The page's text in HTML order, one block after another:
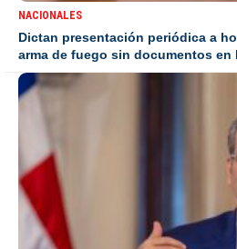
NACIONALES
Dictan presentación periódica a
arma de fuego sin documentos en